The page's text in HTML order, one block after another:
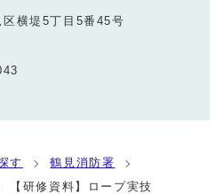
横堤5丁目5番45号
す
鶴見消防署
【研修資料】ロープ実技